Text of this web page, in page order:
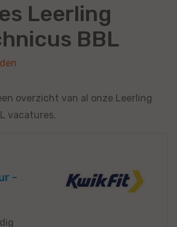
Leerling
BBL
overzicht van al onze Leerling
vacatures.
-